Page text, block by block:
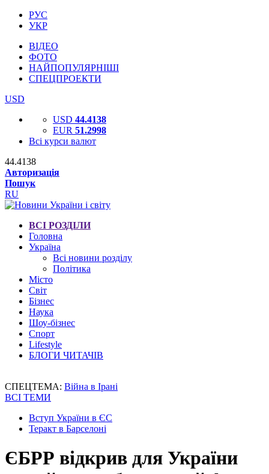
РУС
УКР
ВІДЕО
ФОТО
НАЙПОПУЛЯРНІШІ
СПЕЦПРОЕКТИ
USD
USD 44.4138
EUR 51.2998
Всі курси валют
44.4138
Авторизація
Пошук
RU
ВСІ РОЗДІЛИ
Головна
Україна
Всі новини розділу
Політика
Місто
Світ
Бізнес
Наука
Шоу-бізнес
Спорт
Lifestyle
БЛОГИ ЧИТАЧІВ
СПЕЦТЕМА: Війна в Ірані
ВСІ ТЕМИ
Вступ України в ЄС
Теракт в Барселоні
ЄБРР відкрив для України